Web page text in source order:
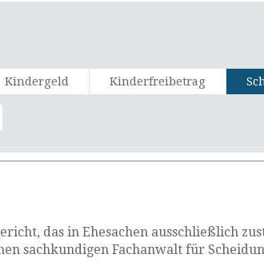
Kindergeld Kinderfreibetrag
das in Ehesachen ausschließlich
sachkundigen Fachanwalt für